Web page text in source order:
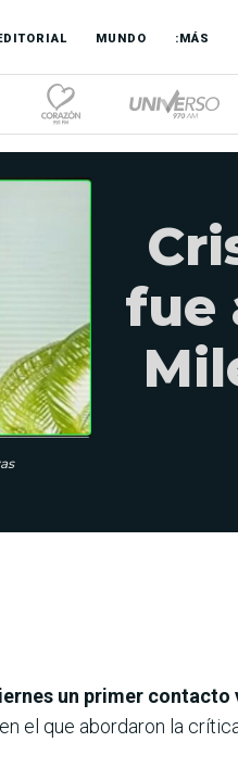
MUNDO :MÁS
fue
un primer
el que abordaron la